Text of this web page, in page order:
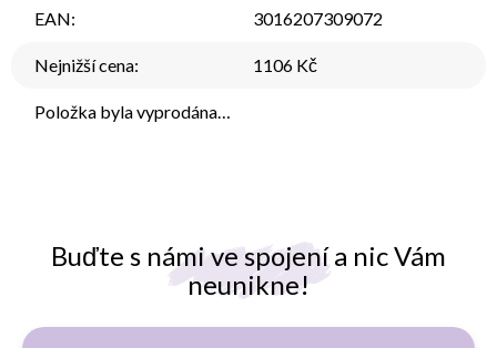
Buďte s námi ve spojení a nic Vám
neunikne!
EAN: 3016207309072
Nejnižší cena: 1106 Kč
Položka byla vyprodána…